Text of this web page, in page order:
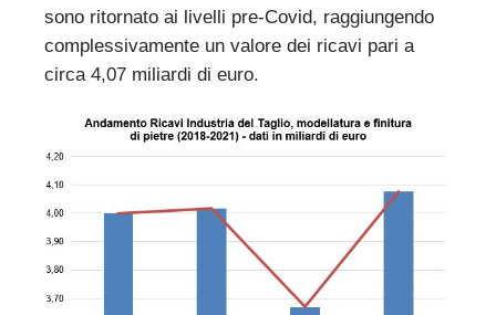
sono ritornato ai livelli pre-Covid, raggiungendo
complessivamente un valore dei ricavi pari a
circa 4,07 miliardi di euro.